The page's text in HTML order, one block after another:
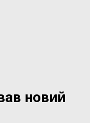
новий